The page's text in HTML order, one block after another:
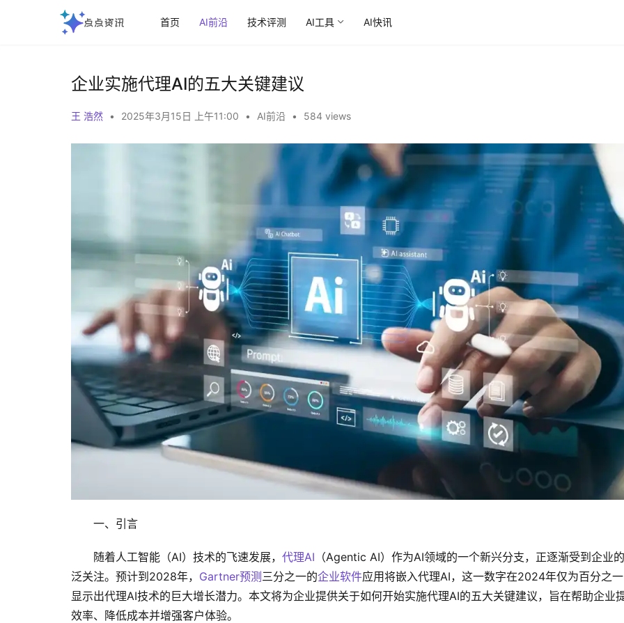
首页 AI前沿 技术评测 AI工具 AI快讯
企业实施代理AI的五大关键建议
王 浩然 • 2025年3月15日 上午11:00 • AI前沿 • 584 views
一、引言
随着人工智能（AI）技术的飞速发展， 代理AI （Agentic AI）作为AI领域的一个新兴分支，正逐渐受到企业
泛关注。预计到2028年， Gartner预测三分之一的企业软件应用将嵌入代理AI，这一数字在2024年仅为百分之
显示出代理AI技术的巨大增长潜力。本文将为企业提供关于如何开始实施代理AI的五大关键建议，旨在帮助企业
效率、降低成本并增强客户体验。